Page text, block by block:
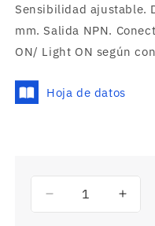
Sensibilidad ajustable.
mm. Salida NPN.
ON/ Light ON según
Hoja de datos
Reducir
cantidad